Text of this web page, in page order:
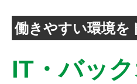
働きやすい環境を
IT・バッ